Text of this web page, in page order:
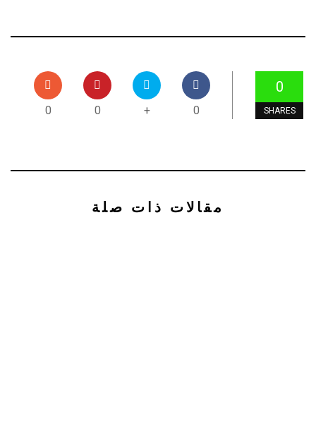
0
SHARES
0
+
0
0
مقالات ذات صلة